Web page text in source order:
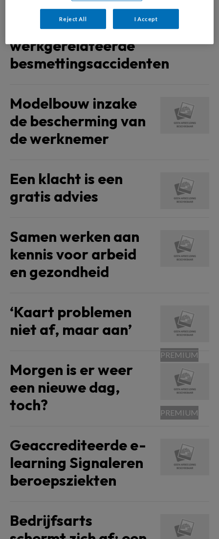
Bescherming tegen
hepatitis B bij
werkgerelateerde
besmettingsaccidenten
Modelbouw inzake
de bescherming van
de werknemer
Een klacht is een
gratis advies
Samen werken aan
kennis voor arbeid
en gezondheid
‘Kaart problemen
niet af, maar aan’
Morgen is er weer
een nieuwe dag,
toch?
Geaccrediteerde e-
learning Signaleren
beroepsziekten
Bedrijfsarts
Reject All I Accept